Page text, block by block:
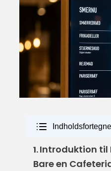
1.Introduktion til
Bare en